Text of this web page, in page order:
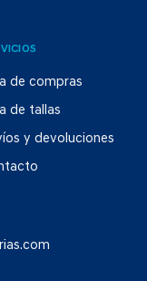
de compras
de tallas
y devoluciones